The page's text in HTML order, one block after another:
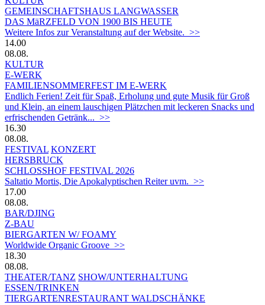
GEMEINSCHAFTSHAUS LANGWASSER
DAS MäRZFELD VON 1900 BIS HEUTE
Weitere Infos zur Veranstaltung auf der Website. >>
14.00
08.08.
KULTUR
E-WERK
FAMILIENSOMMERFEST IM E-WERK
Endlich Ferien! Zeit für Spaß, Erholung und gute Musik für Groß
und Klein, an einem lauschigen Plätzchen mit leckeren Snacks und
erfrischenden Getränk... >>
16.30
08.08.
FESTIVAL KONZERT
HERSBRUCK
SCHLOSSHOF FESTIVAL 2026
Saltatio Mortis, Die Apokalyptischen Reiter uvm. >>
17.00
08.08.
BAR/DJING
Z-BAU
BIERGARTEN W/ FOAMY
Worldwide Organic Groove >>
18.30
08.08.
THEATER/TANZ SHOW/UNTERHALTUNG
ESSEN/TRINKEN
TIERGARTEN­RESTAURANT WALDSCHÄNKE